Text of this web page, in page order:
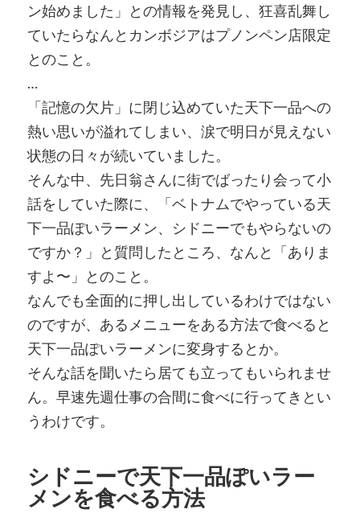
ン始めました」との情報を発見し、狂喜乱舞し
ていたらなんとカンボジアはプノンペン店限定
とのこと。
…
「記憶の欠片」に閉じ込めていた天下一品への
熱い思いが溢れてしまい、涙で明日が見えない
状態の日々が続いていました。
そんな中、先日翁さんに街でばったり会って小
話をしていた際に、「ベトナムでやっている天
下一品ぽいラーメン、シドニーでもやらないの
ですか？」と質問したところ、なんと「ありま
すよ〜」とのこと。
なんでも全面的に押し出しているわけではない
のですが、あるメニューをある方法で食べると
天下一品ぽいラーメンに変身するとか。
そんな話を聞いたら居ても立ってもいられませ
ん。早速先週仕事の合間に食べに行ってきとい
うわけです。
シドニーで天下一品ぽいラー
メンを食べる方法